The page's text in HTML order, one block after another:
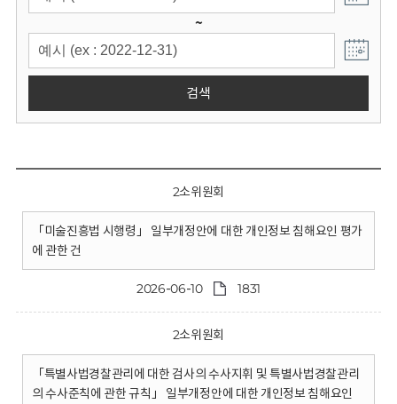
~
검색
2소위원회
「미술진흥법 시행령」 일부개정안에 대한 개인정보 침해요인 평가
에 관한 건
2026-06-10 1831
2소위원회
「특별사법경찰관리에 대한 검사의 수사지휘 및 특별사법경찰관리
의 수사준칙에 관한 규칙」 일부개정안에 대한 개인정보 침해요인